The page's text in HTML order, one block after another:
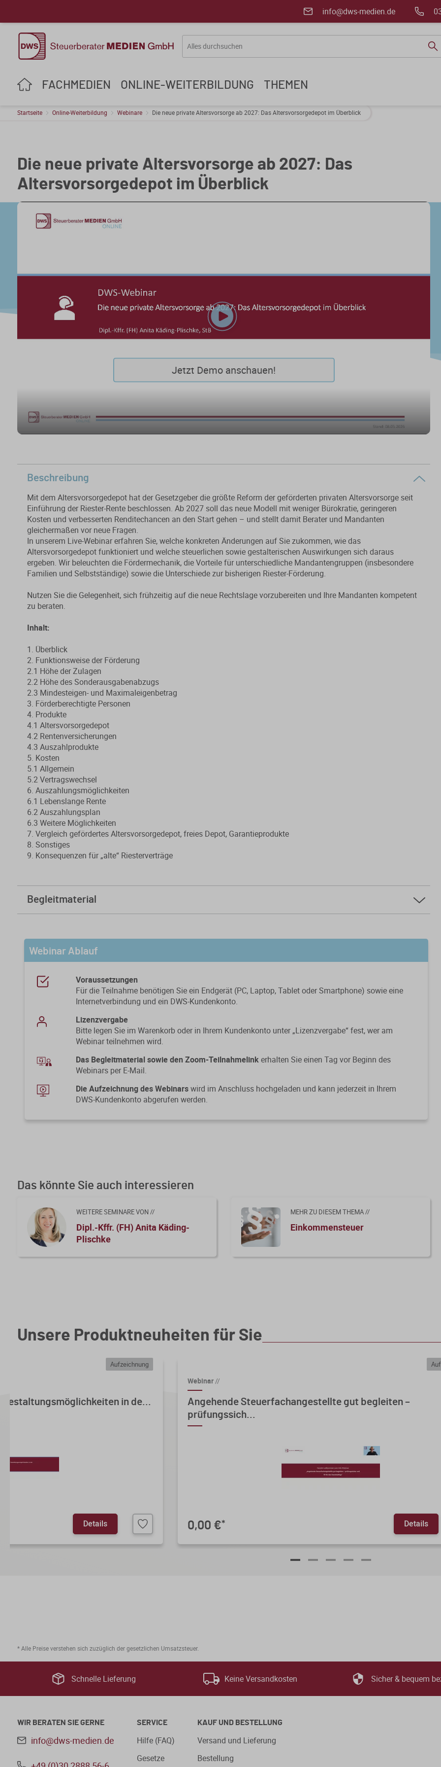
info@dws-medien.de
FACHMEDIEN ONLINE-WEITERBILDUNG THEMEN
Startseite Online-Weiterbildung Webinare Die neue private Altersvorsorge ab 2027: Das Altersvorsorgedepot im Überblick
Die neue private Altersvorsorge ab 2027: Das
Altersvorsorgedepot im Überblick
Play
Video
Jetzt Demo anschauen!
Beschreibung
Mit dem Altersvorsorgedepot hat der Gesetzgeber die größte Reform der geförderten privaten Altersvorsorge seit
Einführung der Riester-Rente beschlossen. Ab 2027 soll das neue Modell mit weniger Bürokratie, geringeren
Kosten und verbesserten Renditechancen an den Start gehen – und stellt damit Berater und Mandanten
gleichermaßen vor neue Fragen.
In unserem Live-Webinar erfahren Sie, welche konkreten Änderungen auf Sie zukommen, wie das
Altersvorsorgedepot funktioniert und welche steuerlichen sowie gestalterischen Auswirkungen sich daraus
ergeben. Wir beleuchten die Fördermechanik, die Vorteile für unterschiedliche Mandantengruppen (insbesondere
Familien und Selbstständige) sowie die Unterschiede zur bisherigen Riester-Förderung.
Nutzen Sie die Gelegenheit, sich frühzeitig auf die neue Rechtslage vorzubereiten und Ihre Mandanten kompetent
zu beraten.
Inhalt:
1. Überblick
2. Funktionsweise der Förderung
2.1 Höhe der Zulagen
2.2 Höhe des Sonderausgabenabzugs
2.3 Mindesteigen- und Maximaleigenbetrag
3. Förderberechtigte Personen
4. Produkte
4.1 Altersvorsorgedepot
4.2 Rentenversicherungen
4.3 Auszahlprodukte
5. Kosten
5.1 Allgemein
5.2 Vertragswechsel
6. Auszahlungsmöglichkeiten
6.1 Lebenslange Rente
6.2 Auszahlungsplan
6.3 Weitere Möglichkeiten
7. Vergleich gefördertes Altersvorsorgedepot, freies Depot, Garantieprodukte
8. Sonstiges
9. Konsequenzen für „alte“ Riesterverträge
Begleitmaterial
Webinar Ablauf
Voraussetzungen
Für die Teilnahme benötigen Sie ein Endgerät (PC, Laptop, Tablet oder Smartphone) sowie eine
Internetverbindung und ein DWS-Kundenkonto.
Lizenzvergabe
Bitte legen Sie im Warenkorb oder in Ihrem Kundenkonto unter „Lizenzvergabe“ fest, wer am
Webinar teilnehmen wird.
Das Begleitmaterial sowie den Zoom-Teilnahmelinkerhalten Sie einen Tag vor Beginn des
Webinars per E-Mail.
Die Aufzeichnung des Webinarswird im Anschluss hochgeladen und kann jederzeit in Ihrem
DWS-Kundenkonto abgerufen werden.
Das könnte Sie auch interessieren
WEITERE SEMINARE VON //
Dipl.-Kffr. (FH) Anita Käding-
Plischke
MEHR ZU DIESEM THEMA //
Einkommensteuer
Unsere Produktneuheiten für Sie
Aufzeichnung
in de...
Details
Webinar//
Angehende Steuerfachangestellte gut begleiten –
prüfungssich...
0,00 €* Details
* Alle Preise verstehen sich zuzüglich der gesetzlichen Umsatzsteuer.
Schnelle Lieferung Keine Versandkosten Sicher & bequem
WIR BERATEN SIE GERNE
info@dws-medien.de
SERVICE
Hilfe (FAQ)
Gesetze
KAUF UND BESTELLUNG
Versand und Lieferung
Bestellung